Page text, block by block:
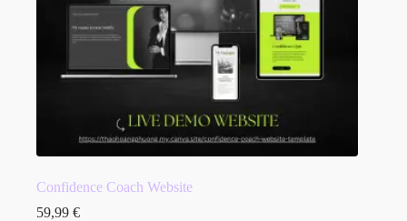
Confidence Coach Website
59,99 €